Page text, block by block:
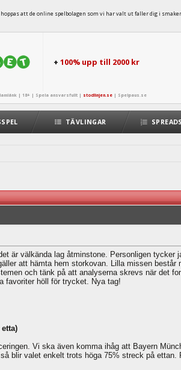
att de online spelbolagen som vi har valt ut faller dig i
+ 100% upp till 2000 kr
| 18+ | Spela ansvarsfullt | stodlinjen.se | Spelpaus.se
TÄVLINGAR
är välkända lag åtminstone. Personligen
att hämta hem storkovan. Lilla missen
och tänk på att analyserna skrevs när det
favoriter höll för trycket. Nya tag!
Vi ska även komma ihåg att Bayern
blir valet enkelt trots höga 75% streck på